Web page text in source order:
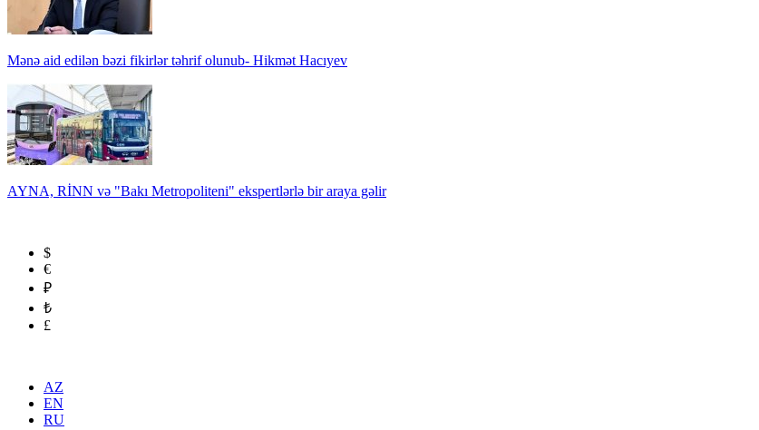
Mənə aid edilən bəzi fikirlər təhrif olunub- Hikmət Hacıyev
AYNA, RİNN və "Bakı Metropoliteni" ekspertlərlə bir araya gəlir
$
€
₽
₺
£
AZ
EN
RU